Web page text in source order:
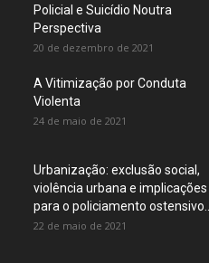
Policial e Suicídio Noutra
Perspectiva
20 de dezembro de 2021
A Vitimização por Conduta
Violenta
24 de maio de 2021
Urbanização: exclusão social,
violência urbana e implicações
para o policiamento ostensivo...
22 de maio de 2021